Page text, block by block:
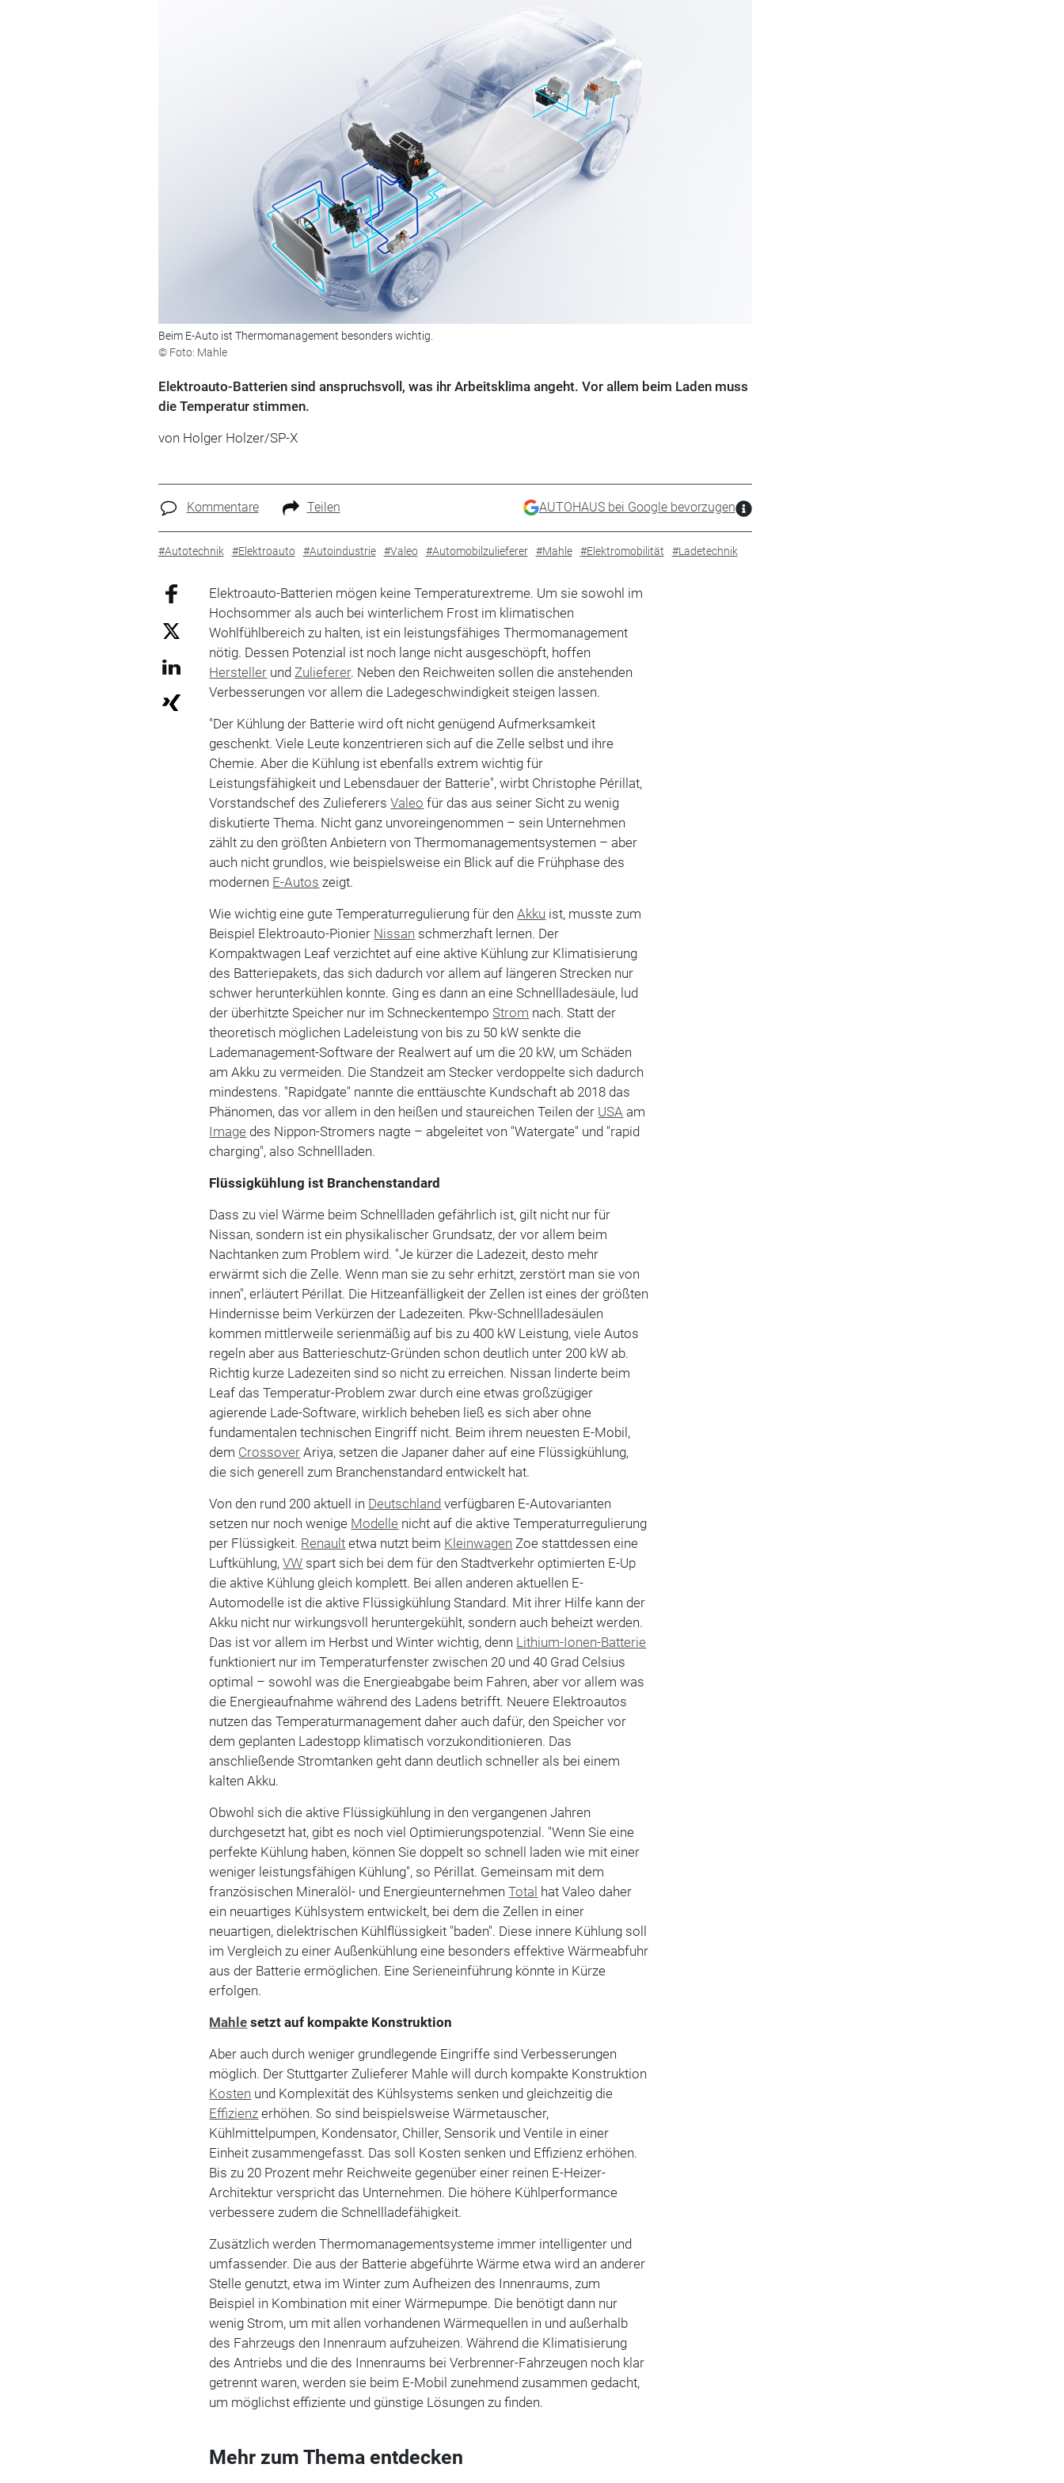
Beim E-Auto ist Thermomanagement besonders wichtig.
© Foto: Mahle
Elektroauto-Batterien sind anspruchsvoll, was ihr Arbeitsklima angeht. Vor allem beim Laden muss
die Temperatur stimmen.
von Holger Holzer/SP-X
Kommentare Teilen AUTOHAUS bei Google bevorzugen
#Autotechnik #Elektroauto #Autoindustrie #Valeo #Automobilzulieferer #Mahle #Elektromobilität #Ladetechnik
Elektroauto-Batterien mögen keine Temperaturextreme. Um sie sowohl im
Hochsommer als auch bei winterlichem Frost im klimatischen
Wohlfühlbereich zu halten, ist ein leistungsfähiges Thermomanagement
nötig. Dessen Potenzial ist noch lange nicht ausgeschöpft, hoffen
Hersteller und Zulieferer. Neben den Reichweiten sollen die anstehenden
Verbesserungen vor allem die Ladegeschwindigkeit steigen lassen.
"Der Kühlung der Batterie wird oft nicht genügend Aufmerksamkeit
geschenkt. Viele Leute konzentrieren sich auf die Zelle selbst und ihre
Chemie. Aber die Kühlung ist ebenfalls extrem wichtig für
Leistungsfähigkeit und Lebensdauer der Batterie", wirbt Christophe Périllat,
Vorstandschef des ZulieferersValeo für das aus seiner Sicht zu wenig
diskutierte Thema. Nicht ganz unvoreingenommen – sein Unternehmen
zählt zu den größten Anbietern von Thermomanagementsystemen – aber
auch nicht grundlos, wie beispielsweise ein Blick auf die Frühphase des
modernen E-Autos zeigt.
Wie wichtig eine gute Temperaturregulierung für denAkku ist, musste zum
Beispiel Elektroauto-Pionier Nissan schmerzhaft lernen. Der
Kompaktwagen Leaf verzichtet auf eine aktive Kühlung zur Klimatisierung
des Batteriepakets, das sich dadurch vor allem auf längeren Strecken nur
schwer herunterkühlen konnte. Ging es dann an eine Schnellladesäule, lud
der überhitzte Speicher nur im Schneckentempo Strom nach. Statt der
theoretisch möglichen Ladeleistung von bis zu 50 kW senkte die
Lademanagement-Software der Realwert auf um die 20 kW, um Schäden
am Akku zu vermeiden. Die Standzeit am Stecker verdoppelte sich dadurch
mindestens. "Rapidgate" nannte die enttäuschte Kundschaft ab 2018 das
Phänomen, das vor allem in den heißen und staureichen Teilen der USA am
Image des Nippon-Stromers nagte – abgeleitet von "Watergate" und "rapid
charging", also Schnellladen.
Flüssigkühlung ist Branchenstandard
Dass zu viel Wärme beim Schnellladen gefährlich ist, gilt nicht nur für
Nissan, sondern ist ein physikalischer Grundsatz, der vor allem beim
Nachtanken zum Problem wird. "Je kürzer die Ladezeit, desto mehr
erwärmt sich die Zelle. Wenn man sie zu sehr erhitzt, zerstört man sie von
innen", erläutert Périllat. Die Hitzeanfälligkeit der Zellen ist eines der größten
Hindernisse beim Verkürzen der Ladezeiten. Pkw-Schnellladesäulen
kommen mittlerweile serienmäßig auf bis zu 400 kW Leistung, viele Autos
regeln aber aus Batterieschutz-Gründen schon deutlich unter 200 kW ab.
Richtig kurze Ladezeiten sind so nicht zu erreichen. Nissan linderte beim
Leaf das Temperatur-Problem zwar durch eine etwas großzügiger
agierende Lade-Software, wirklich beheben ließ es sich aber ohne
fundamentalen technischen Eingriff nicht. Beim ihrem neuesten E-Mobil,
dem Crossover Ariya, setzen die Japaner daher auf eine Flüssigkühlung,
die sich generell zum Branchenstandard entwickelt hat.
Von den rund 200 aktuell in Deutschland verfügbaren E-Autovarianten
setzen nur noch wenige Modelle nicht auf die aktive Temperaturregulierung
per Flüssigkeit. Renault etwa nutzt beim Kleinwagen Zoe stattdessen eine
Luftkühlung,VW spart sich bei dem für den Stadtverkehr optimierten E-Up
die aktive Kühlung gleich komplett. Bei allen anderen aktuellen E-
Automodelle ist die aktive Flüssigkühlung Standard. Mit ihrer Hilfe kann der
Akku nicht nur wirkungsvoll heruntergekühlt, sondern auch beheizt werden.
Das ist vor allem im Herbst und Winter wichtig, denn Lithium-Ionen-Batterie
funktioniert nur im Temperaturfenster zwischen 20 und 40 Grad Celsius
optimal – sowohl was die Energieabgabe beim Fahren, aber vor allem was
die Energieaufnahme während des Ladens betrifft. Neuere Elektroautos
nutzen das Temperaturmanagement daher auch dafür, den Speicher vor
dem geplanten Ladestopp klimatisch vorzukonditionieren. Das
anschließende Stromtanken geht dann deutlich schneller als bei einem
kalten Akku.
Obwohl sich die aktive Flüssigkühlung in den vergangenen Jahren
durchgesetzt hat, gibt es noch viel Optimierungspotenzial. "Wenn Sie eine
perfekte Kühlung haben, können Sie doppelt so schnell laden wie mit einer
weniger leistungsfähigen Kühlung", so Périllat. Gemeinsam mit dem
französischen Mineralöl- und EnergieunternehmenTotal hat Valeo daher
ein neuartiges Kühlsystem entwickelt, bei dem die Zellen in einer
neuartigen, dielektrischen Kühlflüssigkeit "baden". Diese innere Kühlung soll
im Vergleich zu einer Außenkühlung eine besonders effektive Wärmeabfuhr
aus der Batterie ermöglichen. Eine Serieneinführung könnte in Kürze
erfolgen.
Mahle setzt auf kompakte Konstruktion
Aber auch durch weniger grundlegende Eingriffe sind Verbesserungen
möglich. Der Stuttgarter Zulieferer Mahle will durch kompakte Konstruktion
Kosten und Komplexität des Kühlsystems senken und gleichzeitig die
Effizienz erhöhen. So sind beispielsweise Wärmetauscher,
Kühlmittelpumpen, Kondensator, Chiller, Sensorik und Ventile in einer
Einheit zusammengefasst. Das soll Kosten senken und Effizienz erhöhen.
Bis zu 20 Prozent mehr Reichweite gegenüber einer reinen E-Heizer-
Architektur verspricht das Unternehmen. Die höhere Kühlperformance
verbessere zudem die Schnellladefähigkeit.
Zusätzlich werden Thermomanagementsysteme immer intelligenter und
umfassender. Die aus der Batterie abgeführte Wärme etwa wird an anderer
Stelle genutzt, etwa im Winter zum Aufheizen des Innenraums, zum
Beispiel in Kombination mit einer Wärmepumpe. Die benötigt dann nur
wenig Strom, um mit allen vorhandenen Wärmequellen in und außerhalb
des Fahrzeugs den Innenraum aufzuheizen. Während die Klimatisierung
des Antriebs und die des Innenraums bei Verbrenner-Fahrzeugen noch klar
getrennt waren, werden sie beim E-Mobil zunehmend zusammen gedacht,
um möglichst effiziente und günstige Lösungen zu finden.
Mehr zum Thema entdecken